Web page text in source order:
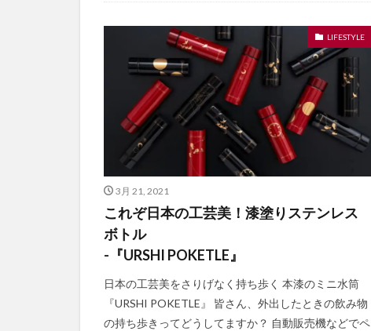
LIFESTYLE
3月 21, 2021
これぞ日本の工芸美！漆塗りステンレス
ボトル
-『URSHI POKETLE』
日本の工芸美をさりげなく持ち歩く 本漆のミニ水筒
『URSHI POKETLE』 皆さん、外出したときの飲み物
の持ち歩きってどうしてますか？ 自動販売機などでペ